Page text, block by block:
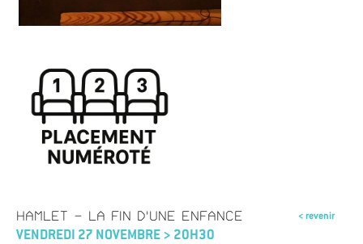
< revenir
HAMLET - LA FIN D'UNE ENFANCE
VENDREDI 27 NOVEMBRE > 20H30